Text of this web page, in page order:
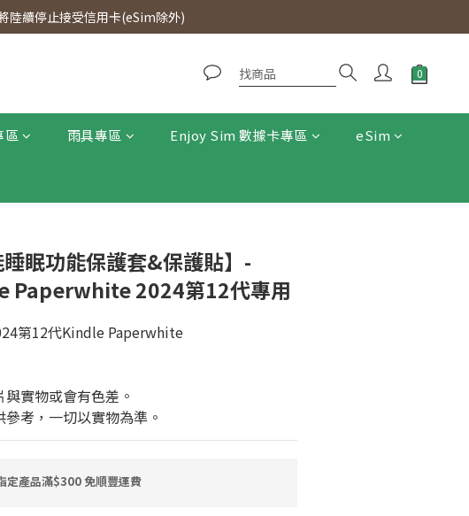
。滿$300即免運費。
陸續停止接受信用卡(eSim除外)
區 雨具專區 Enjoy Sim 數據卡專區 eSim
睡眠功能保護套&保護貼】-
Paperwhite 2024第12代專用
第12代Kindle Paperwhite
實物或會有色差。
參考，一切以實物為準。
定產品滿$300 免順豐運費